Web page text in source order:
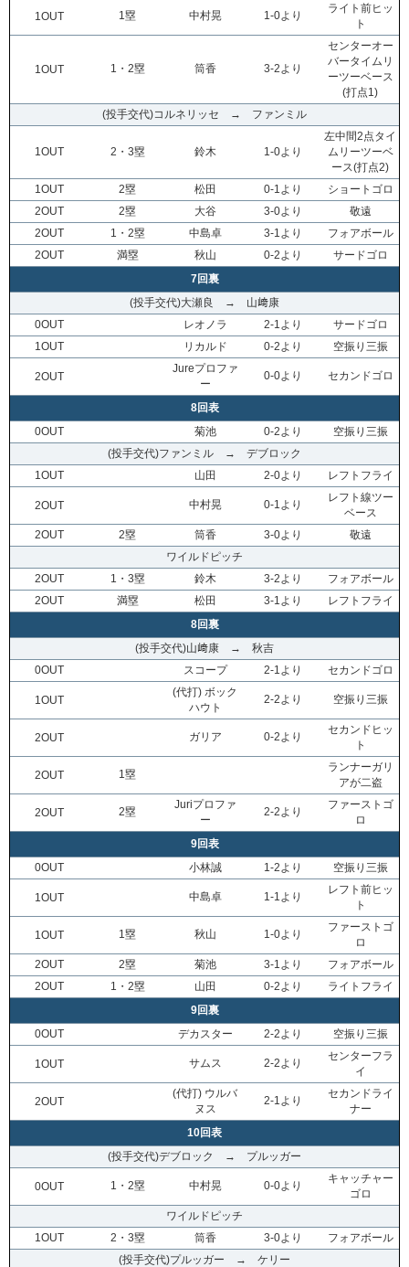
1OUT 1塁 中村晃 1-0より
ライト前ヒッ
ト
1OUT 1・2塁 筒香 3-2より
センターオー
バータイムリ
ーツーベース
(打点1)
(投手交代)コルネリッセ → ファンミル
1OUT 2・3塁 鈴木 1-0より
左中間2点タイ
ムリーツーベ
ース(打点2)
1OUT
2塁 松田 0-1より
ショートゴロ
2OUT
2塁 大谷 3-0より
敬遠
2OUT
1・2塁 中島卓 3-1より
フォアボール
2OUT
満塁 秋山 0-2より
サードゴロ
7回裏
(投手交代)大瀬良 → 山﨑康
0OUT
レオノラ 2-1より
サードゴロ
1OUT
リカルド 0-2より 空振り三振
2OUT
Jureプロファ
ー
0-0より セカンドゴロ
8回表
0OUT
菊池 0-2より
空振り三振
(投手交代)ファンミル → デブロック
1OUT
山田 2-0より レフトフライ
2OUT 中村晃 0-1より
レフト線ツー
ベース
2OUT
2塁 筒香 3-0より
敬遠
ワイルドピッチ
2OUT
1・3塁 鈴木 3-2より
フォアボール
2OUT
満塁 松田 3-1より
レフトフライ
8回裏
(投手交代)山﨑康 → 秋吉
0OUT
スコープ 2-1より セカンドゴロ
1OUT
(代打) ボック
ハウト
2-2より 空振り三振
2OUT ガリア 0-2より
セカンドヒッ
ト
2OUT 1塁
ランナーガリ
アが二盗
2OUT 2塁
Juriプロファ
ー
2-2より
ファーストゴ
ロ
9回表
0OUT
小林誠 1-2より 空振り三振
1OUT 中島卓 1-1より
レフト前ヒッ
ト
1OUT 1塁 秋山 1-0より
ファーストゴ
ロ
2OUT
2塁 菊池 3-1より
フォアボール
2OUT
1・2塁 山田 0-2より
ライトフライ
9回裏
0OUT
デカスター 2-2より 空振り三振
1OUT サムス 2-2より
センターフラ
イ
2OUT
(代打) ウルバ
ヌス
2-1より
セカンドライ
ナー
10回表
(投手交代)デブロック → プルッガー
0OUT 1・2塁 中村晃 0-0より
キャッチャー
ゴロ
ワイルドピッチ
1OUT
2・3塁 筒香 3-0より
フォアボール
(投手交代)プルッガー → ケリー